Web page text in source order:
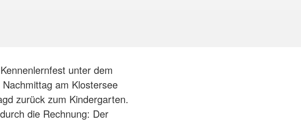
unter dem
am Klostersee
zurück zum Kindergarten.
die Rechnung: Der